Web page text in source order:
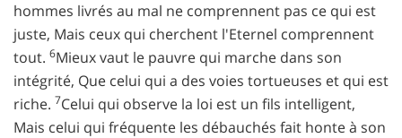
hommes livrés au mal ne comprennent pas ce qui est
juste, Mais ceux qui cherchent l'Eternel comprennent
tout. 6Mieux vaut le pauvre qui marche dans son
intégrité, Que celui qui a des voies tortueuses et qui est
riche. 7Celui qui observe la loi est un fils intelligent,
Mais celui qui fréquente les débauchés fait honte à son